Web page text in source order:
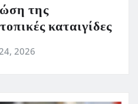
της
καταιγίδες
2026